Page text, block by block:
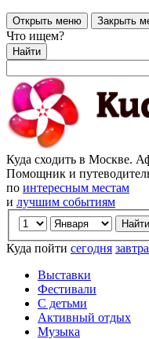
Открыть меню Закрыть
Что ищем?
Найти
Куда сходить в Москве.
Помощник и
по интересным местам
и лучшим событиям
Куда пойти сегодня завтра
Выставки
Фестивали
С детьми
Активный отдых
Музыка